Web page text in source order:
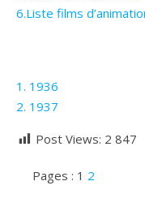
6.Liste films
1. 1936
2. 1937
Post Views: 2 847
Pages : 1 2